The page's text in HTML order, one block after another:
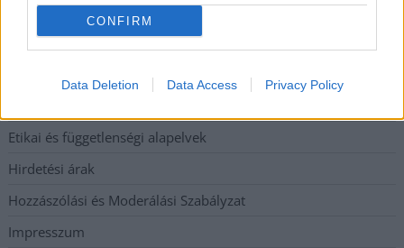
CONFIRM
Data Deletion Data Access Privacy Policy
Elérhetőség
Etikai és függetlenségi alapelvek
Hirdetési árak
Hozzászólási és Moderálási Szabályzat
Impresszum